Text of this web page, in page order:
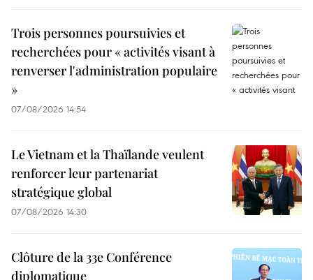
Trois personnes poursuivies et
recherchées pour « activités visant à
renverser l'administration populaire
»
07/08/2026 14:54
Le Vietnam et la Thaïlande veulent
renforcer leur partenariat
stratégique global
07/08/2026 14:30
Clôture de la 33e Conférence
diplomatique